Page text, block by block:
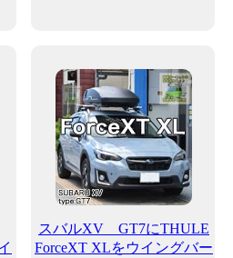
スバルXV GT7にTHULE
ForceXT XLをウイングバー